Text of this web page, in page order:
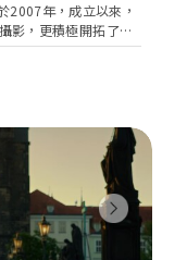
年，成立以來，
影，更積極開拓了其
眾不同的香港新人，
Next